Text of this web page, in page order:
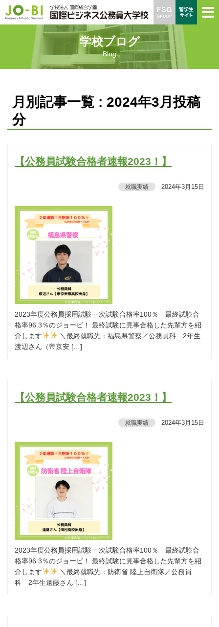
学校ブログ
Blog
月別記事一覧 : 2024年3月投稿
分
【公務員試験合格者速報2023！】
就職実績 2024年3月15日
2023年度公務員採用試験一次試験合格率100％ 最終試験合
格率96.3％のジョービ！ 最終試験に見事合格した先輩方を紹
介します
＼最終就職先：福島県警察／公務員科 2年生
渡辺さん（帝京安 […]
【公務員試験合格者速報2023！】
就職実績 2024年3月15日
2023年度公務員採用試験一次試験合格率100％ 最終試験合
格率96.3％のジョービ！ 最終試験に見事合格した先輩方を紹
介します
＼最終就職先：防衛省 陸上自衛隊／公務員
科 2年生遠藤さん […]